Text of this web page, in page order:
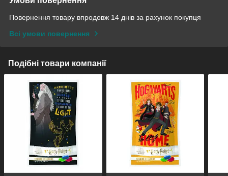
Повернення товару впродовж 14 днів за рахунок покупця
Всі умови повернення
Подібні товари компанії